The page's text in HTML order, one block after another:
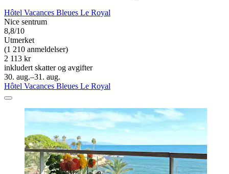
Hôtel Vacances Bleues Le Royal
Nice sentrum
8,8/10
Utmerket
(1 210 anmeldelser)
2 113 kr
inkludert skatter og avgifter
30. aug.–31. aug.
Hôtel Vacances Bleues Le Royal